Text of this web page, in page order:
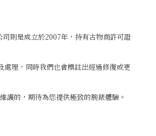
則是成立於2007年，持有古物商許可證
理，同時我們也會標註出經過修復或更
護的，期待為您提供極致的腕錶體驗。